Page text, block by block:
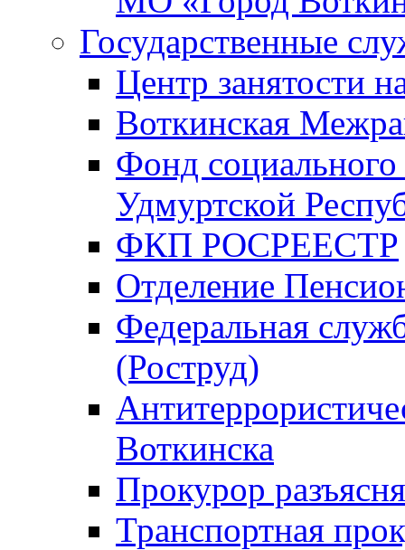
Государственные
Центр занятости
Воткинская
Фонд
Удмуртской
ФКП РОСРЕЕСТР
Отделение
Федеральная
(Роструд)
Воткинска
Прокурор
Транспортная